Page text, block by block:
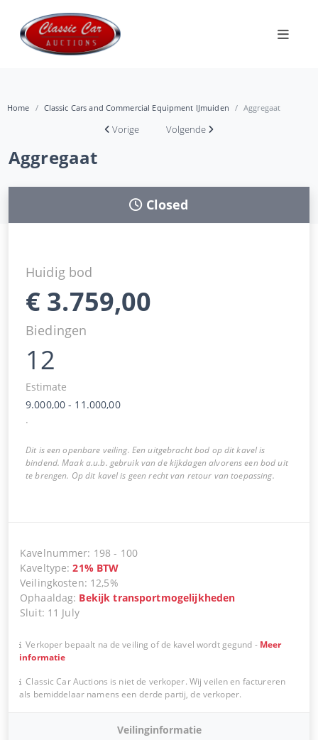
Home Classic Cars and Commercial Equipment IJmuiden Aggregaat
Vorige Volgende
Aggregaat
Closed
Huidig bod
€ 3.759,00
Biedingen
12
Estimate
9.000,00 - 11.000,00
.
Dit is een openbare veiling. Een uitgebracht bod op dit kavel is
bindend. Maak a.u.b. gebruik van de kijkdagen alvorens een bod uit
te brengen. Op dit kavel is geen recht van retour van toepassing.
Kavelnummer: 198 - 100
Kaveltype:21% BTW
Veilingkosten: 12,5%
Ophaaldag: Bekijk transportmogelijkheden
Sluit: 11 July
Verkoper bepaalt na de veiling of de kavel wordt gegund - Meer
informatie
Classic Car Auctions is niet de verkoper. Wij veilen en factureren
als bemiddelaar namens een derde partij, de verkoper.
Veilinginformatie